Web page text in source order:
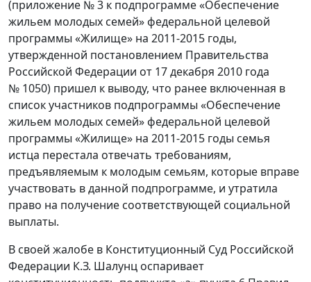
(приложение № 3 к подпрограмме «Обеспечение
жильем молодых семей» федеральной целевой
программы «Жилище» на 2011-2015 годы,
утвержденной постановлением Правительства
Российской Федерации от 17 декабря 2010 года
№ 1050) пришел к выводу, что ранее включенная в
список участников подпрограммы «Обеспечение
жильем молодых семей» федеральной целевой
программы «Жилище» на 2011-2015 годы семья
истца перестала отвечать требованиям,
предъявляемым к молодым семьям, которые вправе
участвовать в данной подпрограмме, и утратила
право на получение соответствующей социальной
выплаты.
В своей жалобе в Конституционный Суд Российской
Федерации К.З. Шалунц оспаривает